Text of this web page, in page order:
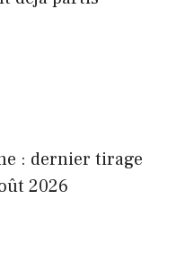
: dernier tirage
2026